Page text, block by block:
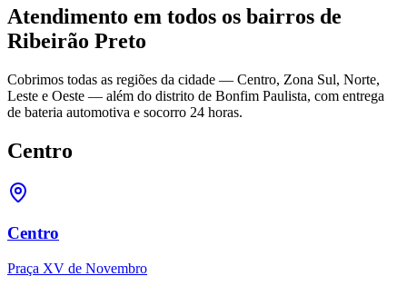
Atendimento em todos os bairros de
Ribeirão Preto
Cobrimos todas as regiões da cidade — Centro, Zona Sul, Norte,
Leste e Oeste — além do distrito de Bonfim Paulista, com entrega
de bateria automotiva e socorro 24 horas.
Centro
Centro
Praça XV de Novembro